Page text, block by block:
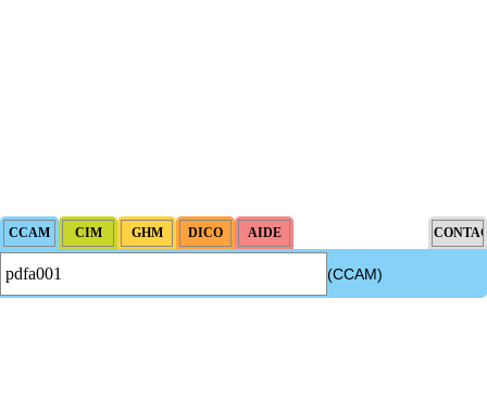
(CCAM)